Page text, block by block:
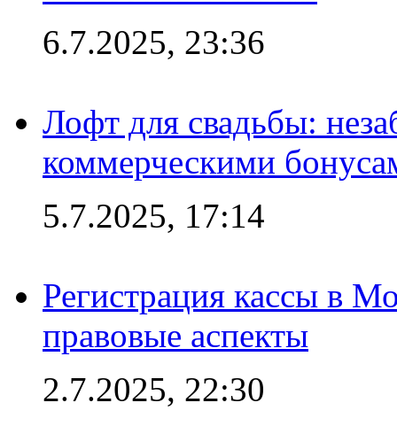
6.7.2025, 23:36
Лофт для свадьбы:
коммерческими
5.7.2025, 17:14
Регистрация кассы в
правовые аспекты
2.7.2025, 22:30